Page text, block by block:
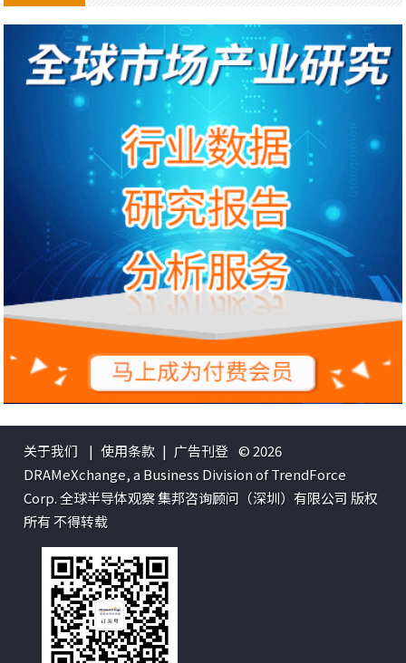
关于我们 | 使用条款 | 广告刊登 © 2026
DRAMeXchange, a Business Division of TrendForce
Corp. 全球半导体观察 集邦咨询顾问（深圳）有限公司 版权
所有 不得转载